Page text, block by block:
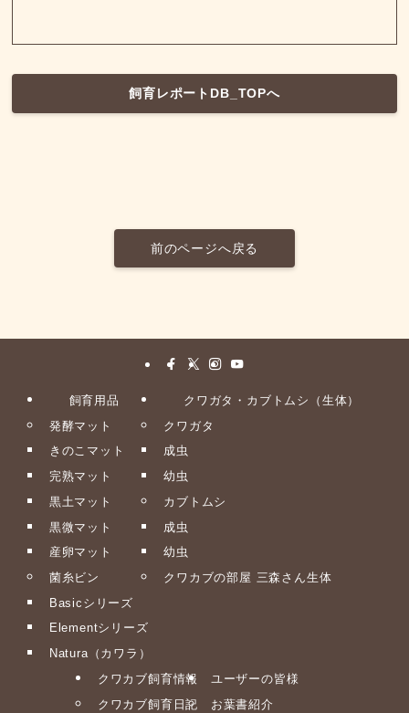
飼育レポートDB_TOPへ
前のページへ戻る
飼育用品
発酵マット
きのこマット
完熟マット
黒土マット
黒微マット
産卵マット
菌糸ビン
Basicシリーズ
Elementシリーズ
Natura（カワラ）
クワガタ・カブトムシ（生体）
クワガタ
成虫
幼虫
カブトムシ
成虫
幼虫
クワカブの部屋 三森さん生体
クワカブ飼育情報
クワカブ飼育日記
ユーザーの皆様
お葉書紹介